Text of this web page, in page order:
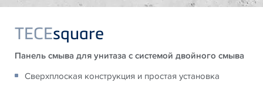
TECEsquare
Панель смыва для унитаза с системой двойного смыва
Сверхплоская конструкция и простая установка